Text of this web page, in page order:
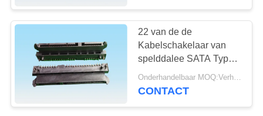
PRIVACY
22 van de de
Kabelschakelaar van
spelddalee SATA Type
van de Kleurenfamle het
Zwarte voor
Onderhandelbaar MOQ:Verhandelbaar
CONTACT